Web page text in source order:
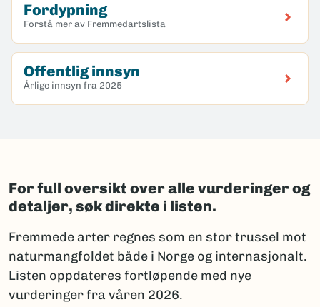
Fordypning
Forstå mer av Fremmedartslista
Offentlig innsyn
Årlige innsyn fra 2025
For full oversikt over alle vurderinger og
detaljer, søk direkte i listen.
Fremmede arter regnes som en stor trussel mot
naturmangfoldet både i Norge og internasjonalt.
Listen oppdateres fortløpende med nye
vurderinger fra våren 2026.